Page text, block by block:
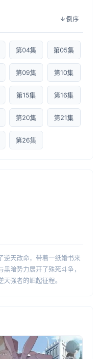
倒序
第04集 第05集
第09集 第10集
第15集 第16集
第20集 第21集
第26集
逆天改命，带着一纸婚书来
暗势力展开了殊死斗争，
强者的崛起征程。